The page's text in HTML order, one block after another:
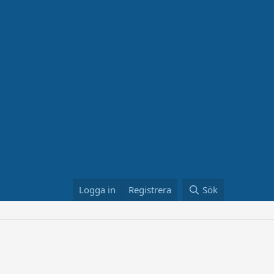
Logga in Registrera Sök